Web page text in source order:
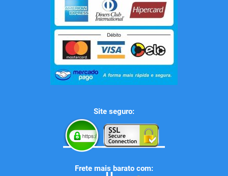
Site seguro:
Frete mais barato com: